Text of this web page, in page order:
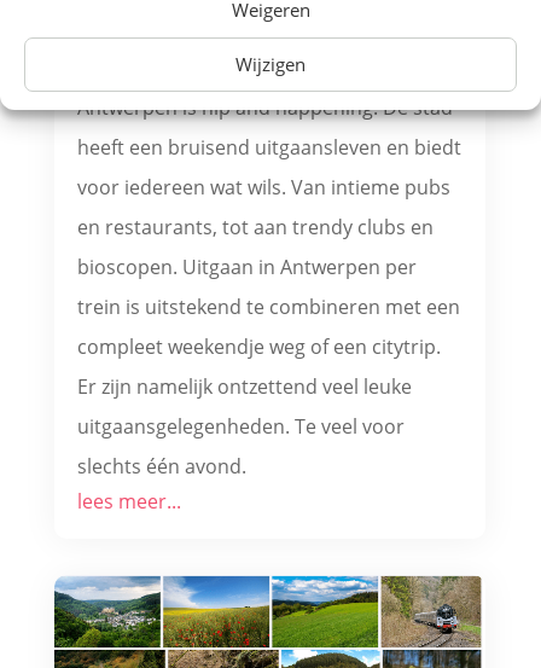
Weigeren
Wijzigen
5x uitgaan in Antwerpen per trein
Antwerpen is hip and happening. De stad
heeft een bruisend uitgaansleven en biedt
voor iedereen wat wils. Van intieme pubs
en restaurants, tot aan trendy clubs en
bioscopen. Uitgaan in Antwerpen per
trein is uitstekend te combineren met een
compleet weekendje weg of een citytrip.
Er zijn namelijk ontzettend veel leuke
uitgaansgelegenheden. Te veel voor
slechts één avond.
lees meer...